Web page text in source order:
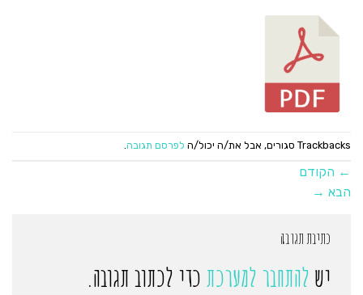
Trackbacks סגורים, אבל את/ה יכול/ה לפרסם תגובה
← הקודם
הבא →
כתיבת תגובה
יש להתחבר למערכת כדי לכתוב תגובה.